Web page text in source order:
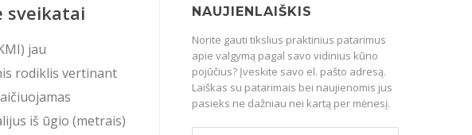
sveikatai
jau
rodiklis vertinant
iš ūgio (metrais)
NAUJIENLAIŠKIS
Norite gauti tikslius praktinius patarimus
apie valgymą pagal savo vidinius kūno
pojūčius? Įveskite savo el. pašto adresą.
Laiškas su patarimais bei naujienomis jus
pasieks ne dažniau nei kartą per mėnesį.